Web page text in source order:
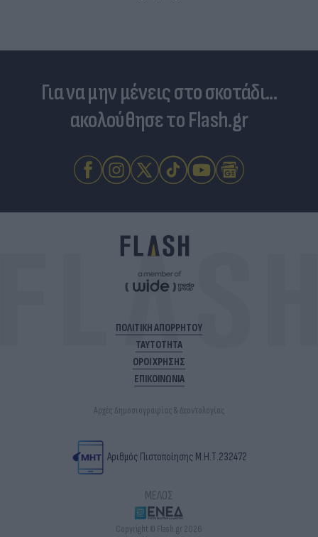
Για να μην μένεις στο σκοτάδι...
ακολούθησε το Flash.gr
ΠΟΛΙΤΙΚΗ ΑΠΟΡΡΗΤΟΥ
ΤΑΥΤΟΤΗΤΑ
ΟΡΟΙ ΧΡΗΣΗΣ
ΕΠΙΚΟΙΝΩΝΙΑ
Αρχές Δημοσιογραφίας & Δεοντολογίας
Αριθμός Πιστοποίησης Μ.Η.Τ.232472
ΜΕΛΟΣ
Copyright © Flash.gr 2026